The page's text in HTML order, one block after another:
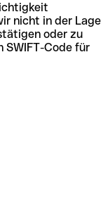
nicht in der Lage
oder zu
SWIFT-Code für